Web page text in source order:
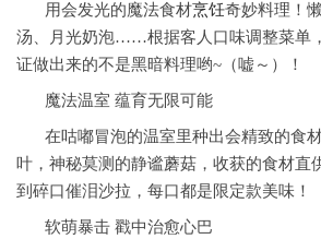
用会发光的魔法食材烹饪奇妙料理！
汤、月光奶泡……根据客人口味调整菜单
证做出来的不是黑暗料理哟~（嘘～）！
魔法温室 蕴育无限可能
在咕嘟冒泡的温室里种出会精致的食
叶，神秘莫测的静谧蘑菇，收获的食材
到碎口催泪沙拉，每口都是限定款美味！
软萌暴击 戳中治愈心巴